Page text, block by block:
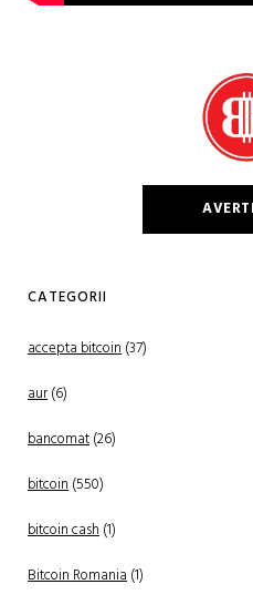
CATEGORII
accepta bitcoin(37)
aur(6)
bancomat(26)
bitcoin(550)
bitcoin cash(1)
Bitcoin Romania(1)